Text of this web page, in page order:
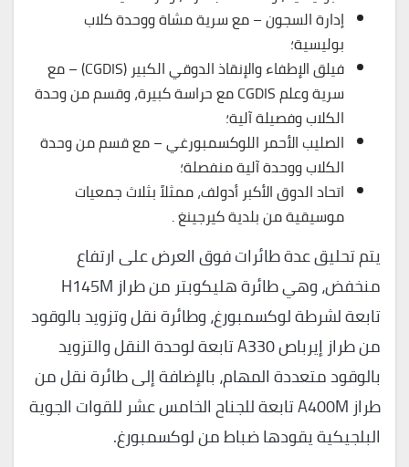
إدارة السجون – مع سرية مشاة ووحدة كلاب
بوليسية؛
فيلق الإطفاء والإنقاذ الدوقي الكبير (CGDIS) – مع
سرية وعلم CGDIS مع حراسة كبيرة، وقسم من وحدة
الكلاب وفصيلة آلية؛
الصليب الأحمر اللوكسمبورغي – مع قسم من وحدة
الكلاب ووحدة آلية منفصلة؛
اتحاد الدوق الأكبر أدولف، ممثلاً بثلاث جمعيات
موسيقية من بلدية كيرجينغ .
يتم تحليق عدة طائرات فوق العرض على ارتفاع
منخفض، وهي طائرة هليكوبتر من طراز H145M
تابعة لشرطة لوكسمبورغ، وطائرة نقل وتزويد بالوقود
من طراز إيرباص A330 تابعة لوحدة النقل والتزويد
بالوقود متعددة المهام، بالإضافة إلى طائرة نقل من
طراز A400M تابعة للجناح الخامس عشر للقوات الجوية
البلجيكية يقودها ضباط من لوكسمبورغ.